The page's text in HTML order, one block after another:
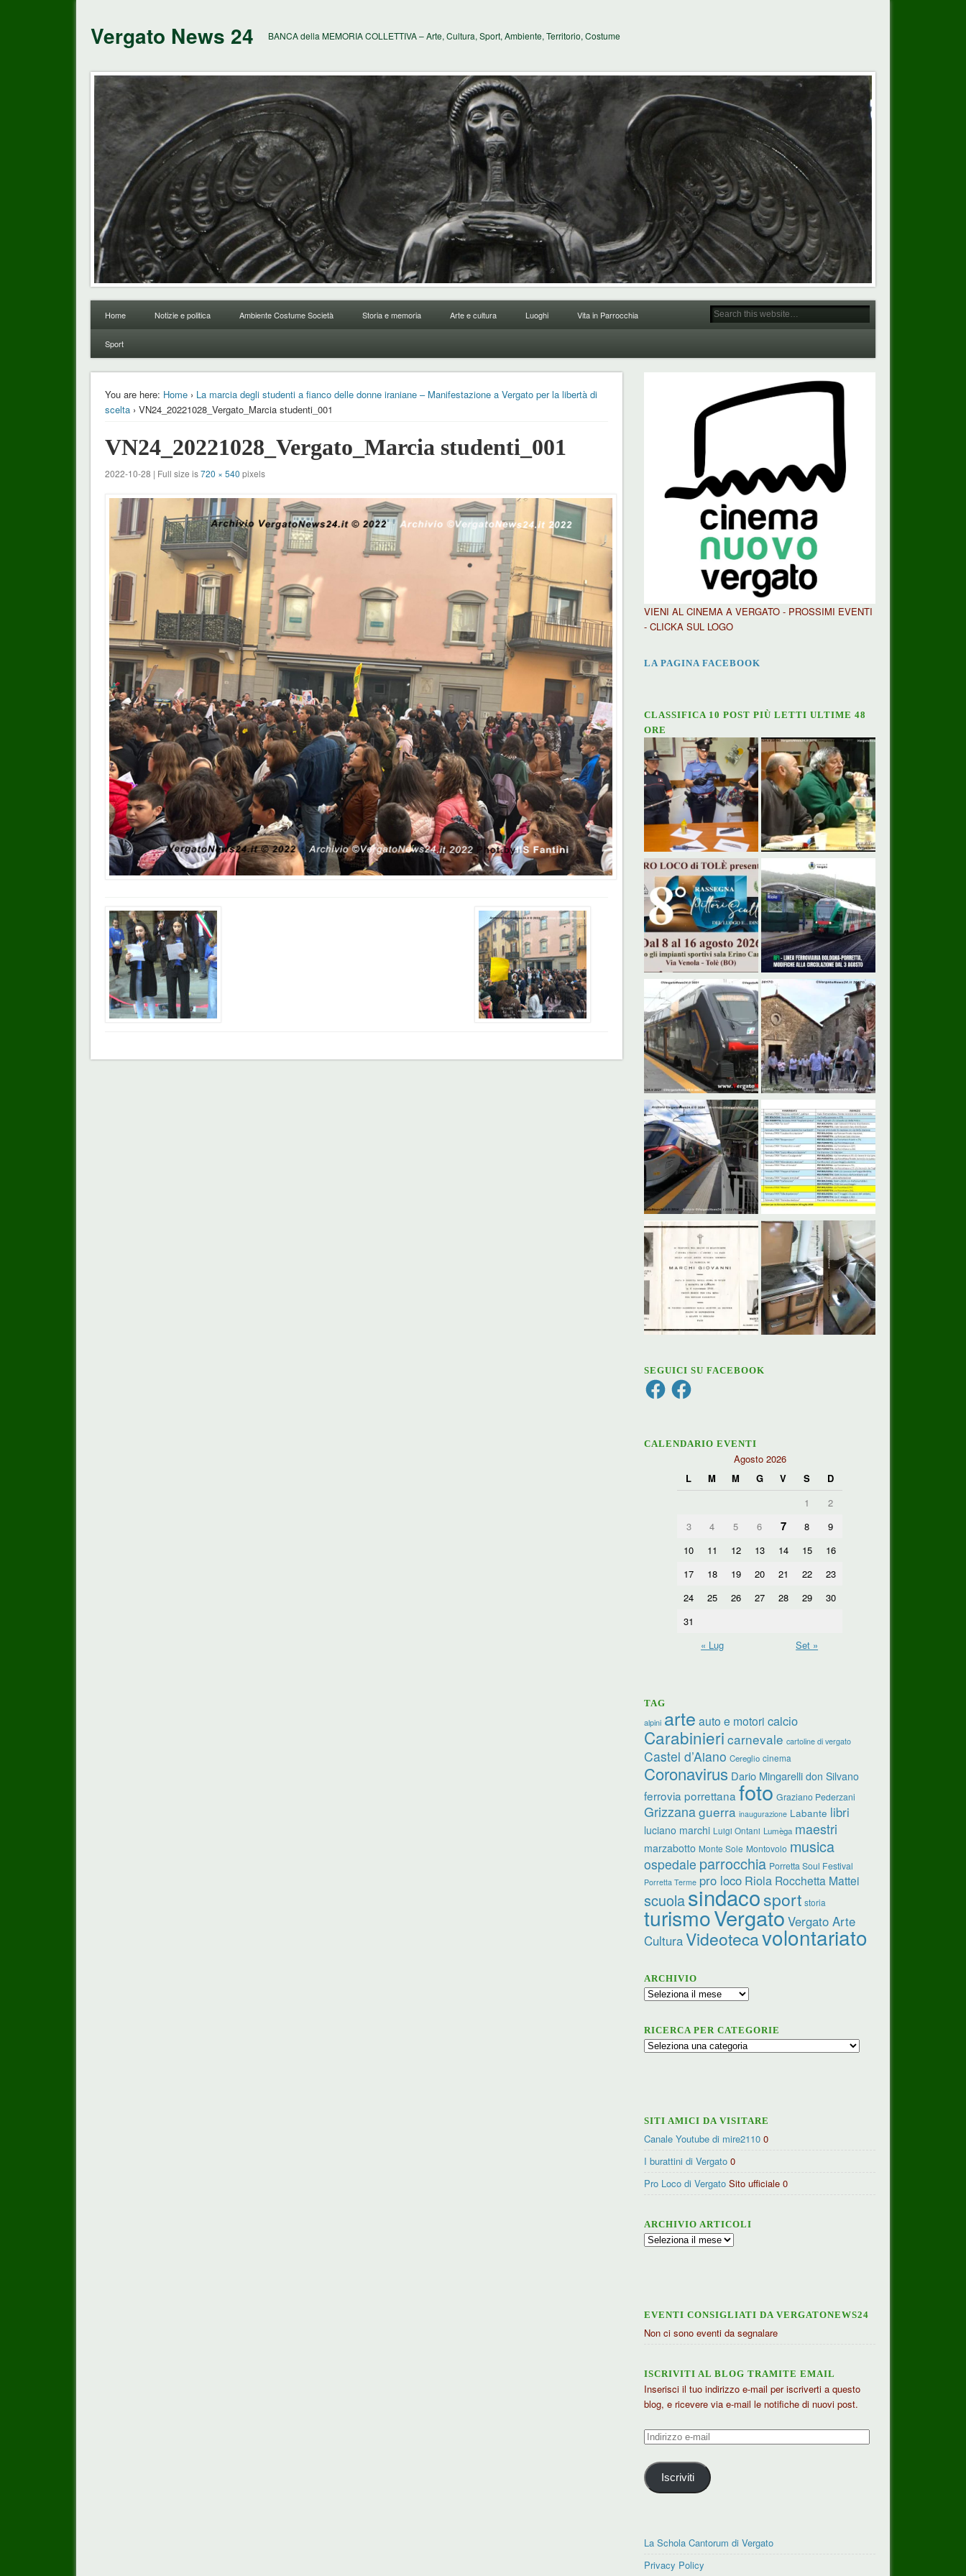
Vergato News 24 BANCA della MEMORIA COLLETTIVA – Arte, Cultura, Sport, Ambiente, Territorio, Costume
Home Notizie e politica Ambiente Costume Società Storia e memoria Arte e cultura Luoghi Vita in Parrocchia
Sport
You are here: Home› La marcia degli studenti a fianco delle donne iraniane – Manifestazione a Vergato per la libertà di
scelta› VN24_20221028_Vergato_Marcia studenti_001
VN24_20221028_Vergato_Marcia studenti_001
2022-10-28 | Full size is720 × 540 pixels
VIENI AL CINEMA A VERGATO - PROSSIMI EVENTI
- CLICKA SUL LOGO
LA PAGINA FACEBOOK
CLASSIFICA 10 POST PIÙ LETTI ULTIME 48
ORE
SEGUICI SU FACEBOOK
FacebookFacebook
CALENDARIO EVENTI
Agosto 2026
L
M M G V S
D
1
2
3
4 5 6 7 8
9
10
11 12 13 14 15
16
17
18 19 20 21 22
23
24
25 26 27 28 29
30
31
« Lug
Set »
TAG
alpini arte auto e motori calcio
Carabinieri carnevale cartoline di vergato
Castel d’Aiano Cereglio cinema
Coronavirus Dario Mingarelli don Silvano
ferrovia porrettana foto Graziano Pederzani
Grizzanaguerra inaugurazione Labante libri
luciano marchi Luigi Ontani Lumèga maestri
marzabotto Monte Sole Montovolo musica
ospedale parrocchia Porretta Soul Festival
Porretta Terme pro loco Riola Rocchetta Mattei
scuolasindacosport storia
turismoVergato Vergato Arte
CulturaVideotecavolontariato
ARCHIVIO
Archivio
RICERCA PER CATEGORIE
Ricerca
SITI AMICI DA VISITARE
Canale Youtube di mire2110 0
I burattini di Vergato 0
Pro Loco di Vergato Sito ufficiale 0
ARCHIVIO ARTICOLI
Archivio
EVENTI CONSIGLIATI DA VERGATONEWS24
Non ci sono eventi da segnalare
ISCRIVITI AL BLOG TRAMITE EMAIL
Inserisci il tuo indirizzo e-mail per iscriverti a questo
blog, e ricevere via e-mail le notifiche di nuovi post.
Indirizzo
mail
Iscriviti
La Schola Cantorum di Vergato
Privacy Policy